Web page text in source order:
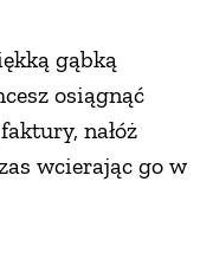
gąbką
osiągnąć
nałóż
wcierając go w